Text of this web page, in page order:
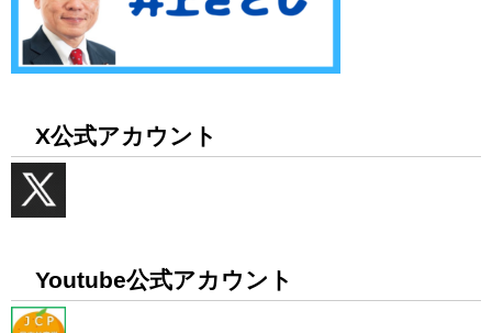
X公式アカウント
Youtube公式アカウント